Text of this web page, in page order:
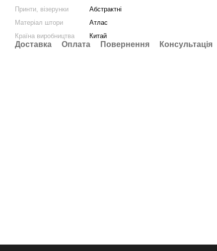
Принти, візерунки
Абстрактні
Матеріал штори
Атлас
Країна виробництва
Китай
Доставка Оплата Повернення Консультація